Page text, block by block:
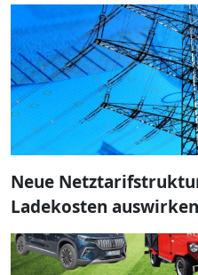
Neue
Ladekosten auswirken